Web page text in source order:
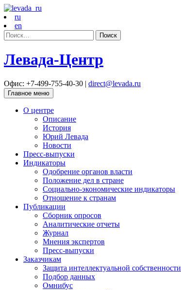
ru
en
Найти:
Левада-Центр
Офис: +7-499-755-40-30 | direct@levada.ru
Главное меню
О центре
Описание
История
Юрий Левада
Новости
Пресс-выпуски
Индикаторы
Одобрение органов власти
Положение дел в стране
Социально-экономические индикаторы
Отношение к странам
Публикации
Сборник опросов
Аналитические отчеты
Журнал
Мнения экспертов
Пресс-выпуски
Заказчикам
Защита интеллектуальной собственности
Подбор данных
Омнибус